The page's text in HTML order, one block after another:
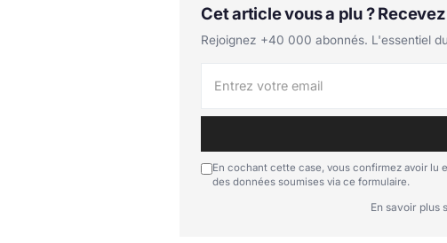
Cet article vous a plu ?
Rejoignez +40 000 abonnés. L'essentiel
En cochant cette case, vous confirmez avoir lu
des données soumises via ce formulaire.
En savoir plus